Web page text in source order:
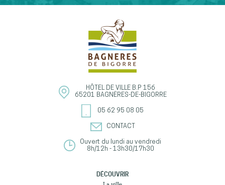
HÔTEL DE VILLE B.P 156
65201 BAGNÈRES-DE-BIGORRE
05 62 95 08 05
CONTACT
Ouvert du lundi au vendredi
8h/12h - 13h30/17h30
DÉCOUVRIR